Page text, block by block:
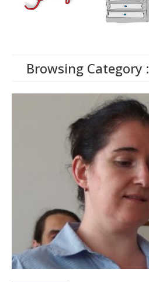
Browsing Category :